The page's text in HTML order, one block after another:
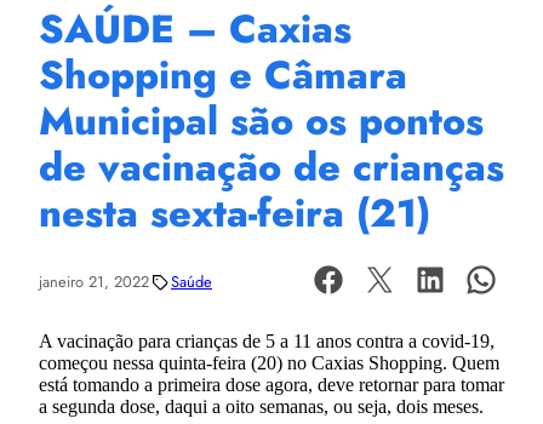
SAÚDE – Caxias
Shopping e Câmara
Municipal são os pontos
de vacinação de crianças
nesta sexta-feira (21)
janeiro 21, 2022 Saúde
A vacinação para crianças de 5 a 11 anos contra a covid-19,
começou nessa quinta-feira (20) no Caxias Shopping. Quem
está tomando a primeira dose agora, deve retornar para tomar
a segunda dose, daqui a oito semanas, ou seja, dois meses.